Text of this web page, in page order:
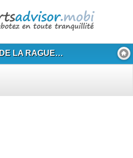
PORT DE LA RAGUE - MANDELIEU